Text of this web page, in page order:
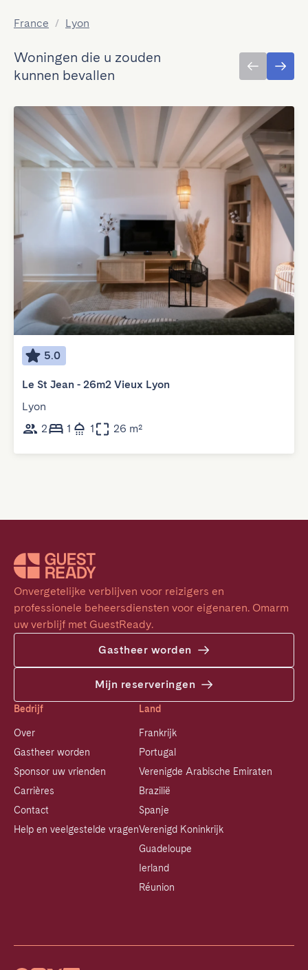
France / Lyon
Woningen die u zouden
kunnen bevallen
5.0
Le St Jean - 26m2 Vieux Lyon
Lyon
2
1 1 26 m²
Onvergetelijke verblijven voor reizigers en
professionele beheersdiensten voor eigenaren. Omarm
uw verblijf met GuestReady.
Gastheer worden
Mijn reserveringen
Bedrijf
Over
Gastheer worden
Sponsor uw vrienden
Carrières
Contact
Help en veelgestelde vragen
Land
Frankrijk
Portugal
Verenigde Arabische Emiraten
Brazilië
Spanje
Verenigd Koninkrijk
Guadeloupe
Ierland
Réunion